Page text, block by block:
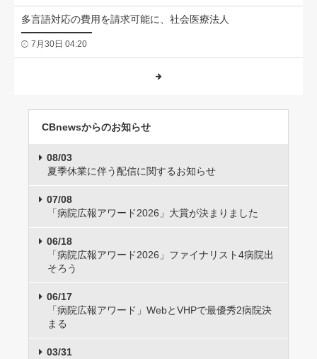
多言語対応の費用を請求可能に、社会医療法人
7月30日 04:20
CBnewsからのお知らせ
08/03
夏季休業に伴う配信に関するお知らせ
07/08
「病院広報アワード2026」大賞が決まりました
06/18
「病院広報アワード2026」ファイナリスト4病院出
そろう
06/17
「病院広報アワード」WebとVHPで最優秀2病院決
まる
03/31